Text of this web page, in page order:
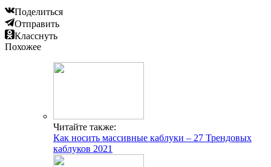
Поделиться
Отправить
Класснуть
Похожее
Читайте также:
Как носить массивные каблуки – 27 Трендовых
каблуков 2021